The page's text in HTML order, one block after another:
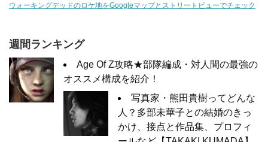
ウォーキングデッドのロケ地をGoogleマップとストリートビューでチェック
週間ランキング
Age Of Z攻略★部隊編成・対人間の最強の
オススメ構成を紹介！
写真家・熊田貴樹ってどんな
人？多部未華子との結婚のきっ
かけ、接点と作品集、プロフィ